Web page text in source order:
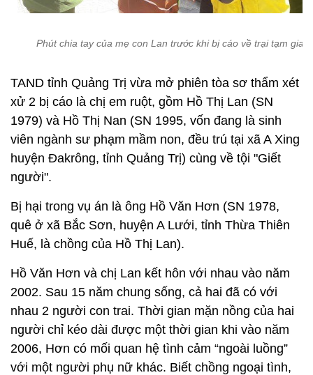
Phút chia tay của mẹ con Lan trước khi bị cáo về trại tạm giam
TAND tỉnh Quảng Trị vừa mở phiên tòa sơ thẩm xét
xử 2 bị cáo là chị em ruột, gồm Hồ Thị Lan (SN
1979) và Hồ Thị Nan (SN 1995, vốn đang là sinh
viên ngành sư phạm mầm non, đều trú tại xã A Xing
huyện Đakrông, tỉnh Quảng Trị) cùng về tội "Giết
người".
Bị hại trong vụ án là ông Hồ Văn Hơn (SN 1978,
quê ở xã Bắc Sơn, huyện A Lưới, tỉnh Thừa Thiên
Huế, là chồng của Hồ Thị Lan).
Hồ Văn Hơn và chị Lan kết hôn với nhau vào năm
2002. Sau 15 năm chung sống, cả hai đã có với
nhau 2 người con trai. Thời gian mặn nồng của hai
người chỉ kéo dài được một thời gian khi vào năm
2006, Hơn có mối quan hệ tình cảm “ngoài luồng”
với một người phụ nữ khác. Biết chồng ngoại tình,